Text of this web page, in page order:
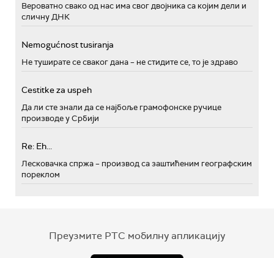
Вероватно свако од нас има свог двојника са којим дели и
сличну ДНК
Nemogućnost tusiranja
Не туширате се сваког дана – не стидите се, то је здраво
Cestitke za uspeh
Да ли сте знали да се најбоље грамофонске ручице
производе у Србији
Re: Eh...
Лесковачка спржа – производ са заштићеним географским
пореклом
Преузмите РТС мобилну апликацију